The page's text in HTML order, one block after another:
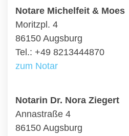
Notare Michelfeit & Moes
Moritzpl. 4
86150 Augsburg
Tel.: +49 8213444870
zum Notar
Notarin Dr. Nora Ziegert
Annastraße 4
86150 Augsburg